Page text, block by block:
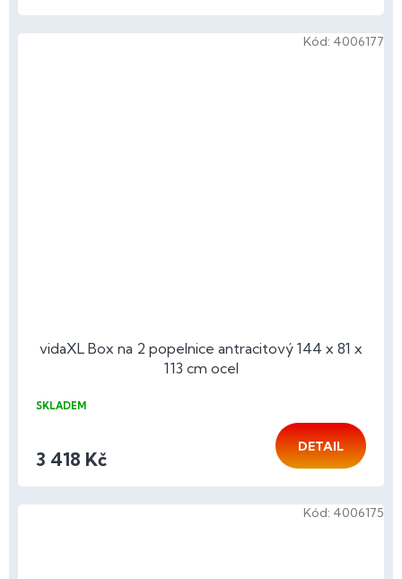
vidaXL Box na 2 popelnice antracitový 144 x 81 x
113 cm ocel
SKLADEM
3 418 Kč
DETAIL
Kód: 4006177
Kód: 4006175